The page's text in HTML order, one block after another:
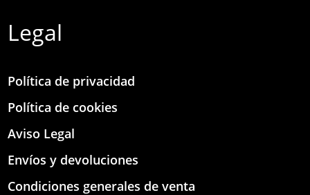
Legal
Política de privacidad
Política de cookies
Aviso Legal
Envíos y devoluciones
Condiciones generales de venta